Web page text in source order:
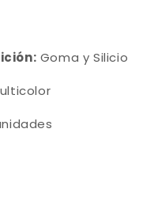
Goma y Silicio